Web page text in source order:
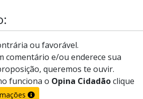
ou favorável.
comentário e/ou enderece sua
queremos te ouvir.
funciona o Opina Cidadãoclique